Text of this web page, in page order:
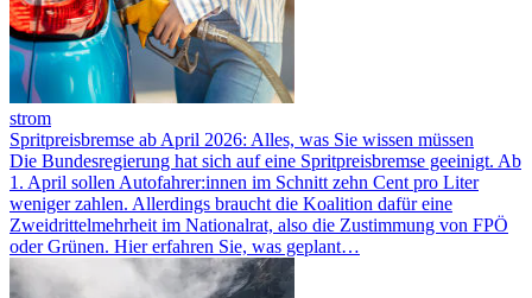
strom
Spritpreisbremse ab April 2026: Alles, was Sie wissen müssen
Die Bundesregierung hat sich auf eine Spritpreisbremse geeinigt. Ab
1. April sollen Autofahrer:innen im Schnitt zehn Cent pro Liter
weniger zahlen. Allerdings braucht die Koalition dafür eine
Zweidrittelmehrheit im Nationalrat, also die Zustimmung von FPÖ
oder Grünen. Hier erfahren Sie, was geplant…